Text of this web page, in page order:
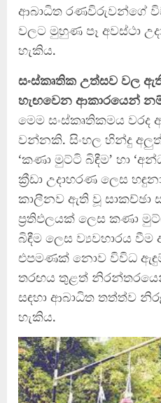
ආබාධිත රණවිරුවන්ගේ
වලට මුහුණ පෑ අවස්ථා
හැකිය.
සංස්කෘතික උත්සව වල ඇති
හැඟවෙන ආකාරයෙන්
මෙම සංස්කෘතිකමය වරද
වන්නකි. සිංහල හින්දු
‘කණා මුට්ටි බිඳීම’ හා
ක්‍රීඩා උදාහරණ ලෙස
කාලීනව ඇති වූ සාකච්ඡා
ප්‍රතිඵලයක් ලෙස කණා
බිඳීම ලෙස ව්‍යවහාරය වීම
එපමණක් නොව විවිධ
තරඟය තුළත්
සඳහා ආබාධිත තත්ත්ව
හැකිය.